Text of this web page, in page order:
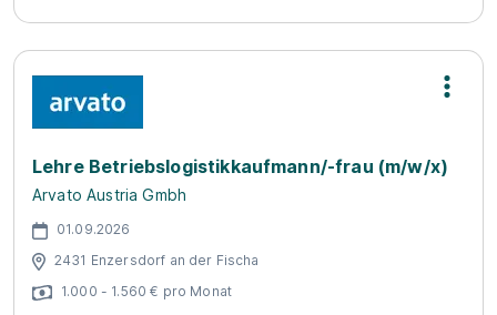
Lehre Betriebslogistikkaufmann/-frau (m/w/x)
Arvato Austria Gmbh
01.09.2026
2431 Enzersdorf an der Fischa
1.000 - 1.560 € pro Monat